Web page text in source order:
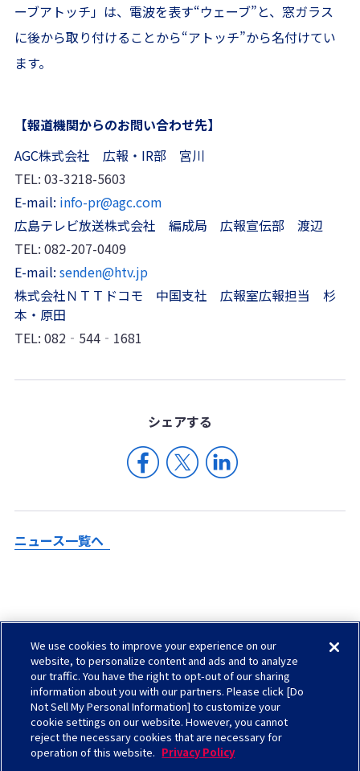
ーブアトッチ」は、電波を表す“ウェーブ”と、窓ガラス
に後から取り付けることから“アトッチ”から名付けてい
ます。
【報道機関からのお問い合わせ先】
AGC株式会社 広報・IR部 宮川
TEL: 03-3218-5603
E-mail: info-pr@agc.com
広島テレビ放送株式会社 編成局 広報宣伝部 渡辺
TEL: 082-207-0409
E-mail: senden@htv.jp
株式会社ＮＴＴドコモ 中国支社 広報室広報担当 杉
本・原田
TEL: 082‐544‐1681
シェアする
ニュース一覧へ
Check in AGC
サイトマップ
ソーシャルメディアについて
お問い合わせ
サイトのご利用について
We use cookies to improve your experience on our
website, to personalize content and ads and to analyze
our traffic. You have the right to opt-out of our sharing
information about you with our partners. Please click [Do
Not Sell My Personal Information] to customize your
cookie settings on our website. However, you cannot
reject the necessary cookies that are necessary for
operation of this website. Privacy Policy